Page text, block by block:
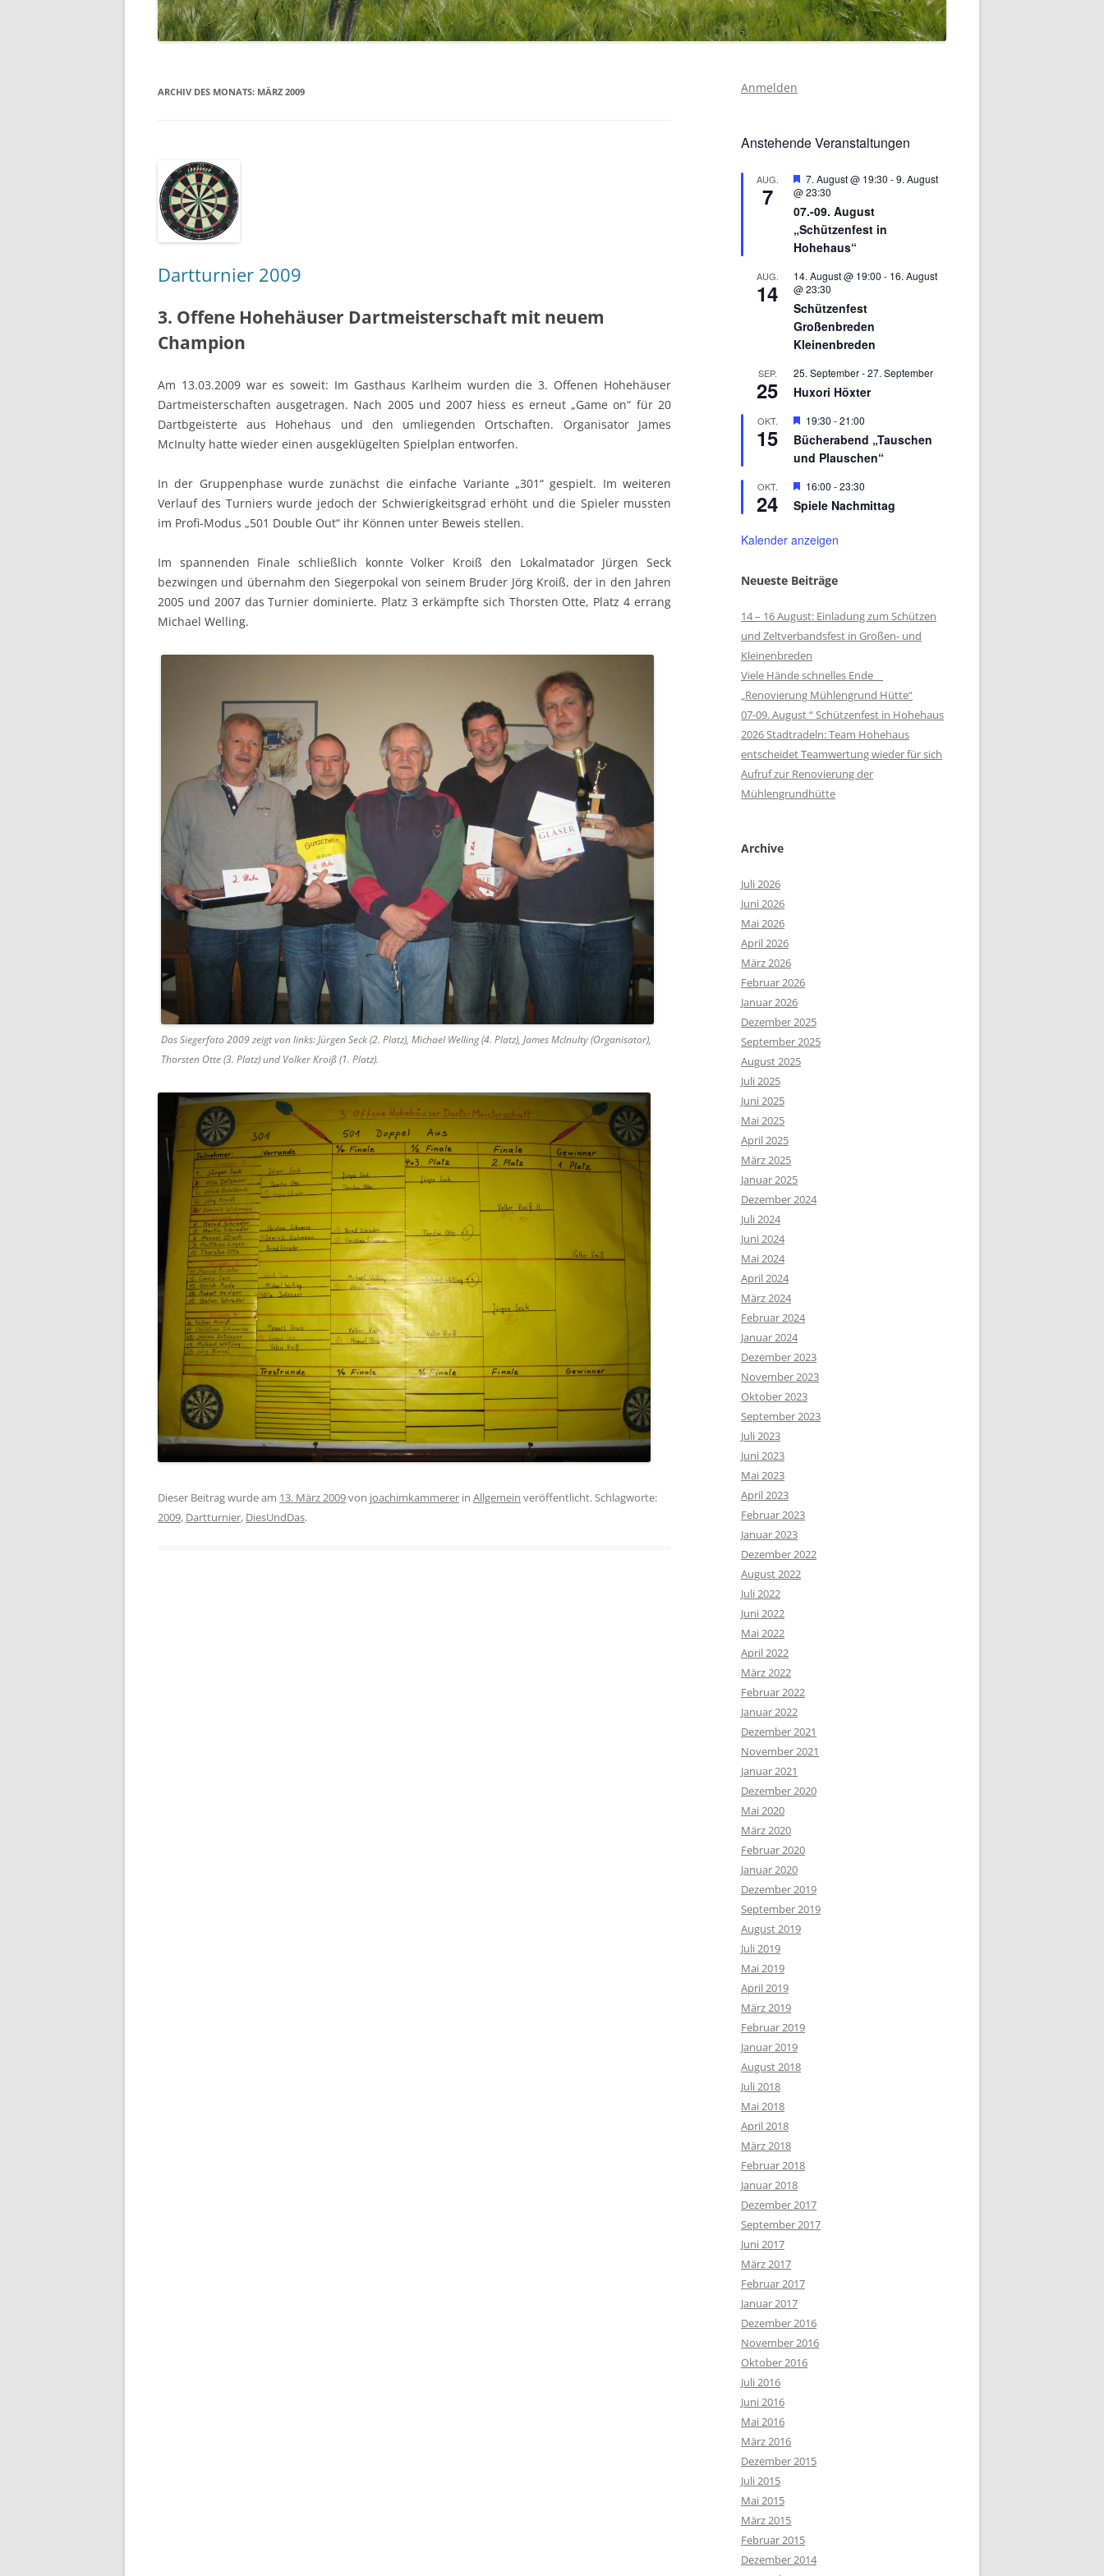
1971 – 1980
1961 – 1970
STERNSINGER / HEILIGE DREI
KÖNIGE
EHRENMAL
ARCHIV DES MONATS: MÄRZ 2009
Dartturnier 2009
3. Offene Hohehäuser Dartmeisterschaft mit neuem
Champion
Am 13.03.2009 war es soweit: Im Gasthaus Karlheim wurden die 3. Offenen Hohehäuser
Dartmeisterschaften ausgetragen. Nach 2005 und 2007 hiess es erneut „Game on“ für 20
Dartbgeisterte aus Hohehaus und den umliegenden Ortschaften. Organisator James
McInulty hatte wieder einen ausgeklügelten Spielplan entworfen.
In der Gruppenphase wurde zunächst die einfache Variante „301“ gespielt. Im weiteren
Verlauf des Turniers wurde jedoch der Schwierigkeitsgrad erhöht und die Spieler mussten
im Profi-Modus „501 Double Out“ ihr Können unter Beweis stellen.
Im spannenden Finale schließlich konnte Volker Kroiß den Lokalmatador Jürgen Seck
bezwingen und übernahm den Siegerpokal von seinem Bruder Jörg Kroiß, der in den Jahren
2005 und 2007 das Turnier dominierte. Platz 3 erkämpfte sich Thorsten Otte, Platz 4 errang
Michael Welling.
Das Siegerfoto 2009 zeigt von links: Jürgen Seck (2. Platz), Michael Welling (4. Platz), James McInulty (Organisator),
Thorsten Otte (3. Platz) und Volker Kroiß (1. Platz).
Dieser Beitrag wurde am 13. März 2009von joachimkammerer in Allgemein veröffentlicht. Schlagworte:
2009, Dartturnier, DiesUndDas.
Anmelden
Anstehende Veranstaltungen
AUG.
7
Hervorgehoben
7. August @ 19:30 -9. August
@ 23:30
07.-09. August
„Schützenfest in
Hohehaus“
AUG.
14
14. August @ 19:00 - 16. August
@ 23:30
Schützenfest
Großenbreden
Kleinenbreden
SEP.
25
25. September-27. September
Huxori Höxter
OKT.
15
Hervorgehoben
19:30 -21:00
Bücherabend „Tauschen
und Plauschen“
OKT.
24
Hervorgehoben
16:00 -23:30
Spiele Nachmittag
Kalender anzeigen
Neueste Beiträge
14 – 16 August: Einladung zum Schützen
und Zeltverbandsfest in Großen- und
Kleinenbreden
Viele Hände schnelles Ende
„Renovierung Mühlengrund Hütte“
07-09. August “ Schützenfest in Hohehaus
2026 Stadtradeln: Team Hohehaus
entscheidet Teamwertung wieder für sich
Aufruf zur Renovierung der
Mühlengrundhütte
Archive
Juli 2026
Juni 2026
Mai 2026
April 2026
März 2026
Februar 2026
Januar 2026
Dezember 2025
September 2025
August 2025
Juli 2025
Juni 2025
Mai 2025
April 2025
März 2025
Januar 2025
Dezember 2024
Juli 2024
Juni 2024
Mai 2024
April 2024
März 2024
Februar 2024
Januar 2024
Dezember 2023
November 2023
Oktober 2023
September 2023
Juli 2023
Juni 2023
Mai 2023
April 2023
Februar 2023
Januar 2023
Dezember 2022
August 2022
Juli 2022
Juni 2022
Mai 2022
April 2022
März 2022
Februar 2022
Januar 2022
Dezember 2021
November 2021
Januar 2021
Dezember 2020
Mai 2020
März 2020
Februar 2020
Januar 2020
Dezember 2019
September 2019
August 2019
Juli 2019
Mai 2019
April 2019
März 2019
Februar 2019
Januar 2019
August 2018
Juli 2018
Mai 2018
April 2018
März 2018
Februar 2018
Januar 2018
Dezember 2017
September 2017
Juni 2017
März 2017
Februar 2017
Januar 2017
Dezember 2016
November 2016
Oktober 2016
Juli 2016
Juni 2016
Mai 2016
März 2016
Dezember 2015
Juli 2015
Mai 2015
März 2015
Februar 2015
Dezember 2014